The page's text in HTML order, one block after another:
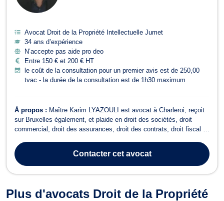
Avocat Droit de la Propriété Intellectuelle Jumet
34 ans d’expérience
N’accepte pas aide pro deo
Entre 150 € et 200 € HT
le coût de la consultation pour un premier avis est de 250,00
tvac - la durée de la consultation est de 1h30 maximum
À propos : Maître Karim LYAZOULI est avocat à Charleroi, reçoit
sur Bruxelles également, et plaide en droit des sociétés, droit
commercial, droit des assurances, droit des contrats, droit fiscal et
de la création et la vie de la société (choix de la structure,
apports...
Contactercet avocat
Plus d'avocats Droit de la Propriété